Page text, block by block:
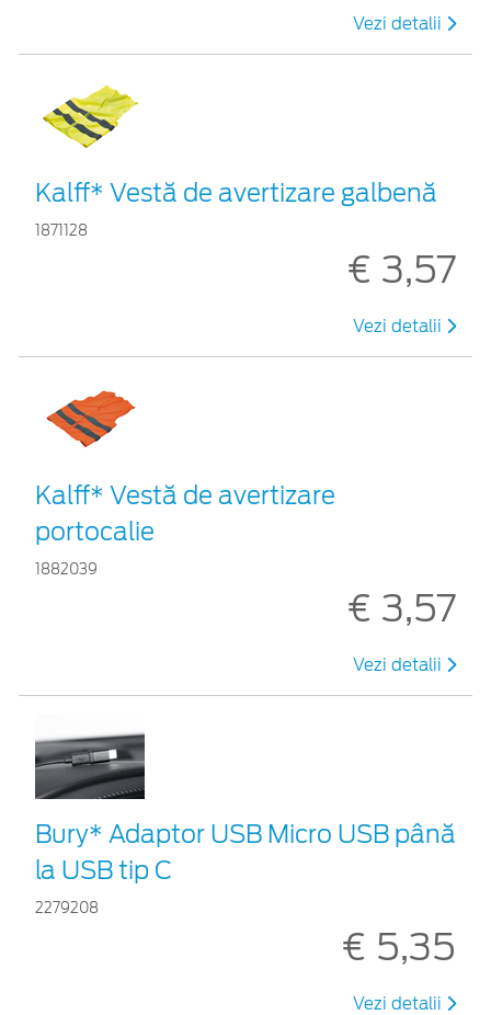
Vezi detalii
Kalff* Vestă de avertizare galbenă
1871128
€ 3,57
Vezi detalii
Kalff* Vestă de avertizare
portocalie
1882039
€ 3,57
Vezi detalii
Bury* Adaptor USB Micro USB până
la USB tip C
2279208
€ 5,35
Vezi detalii